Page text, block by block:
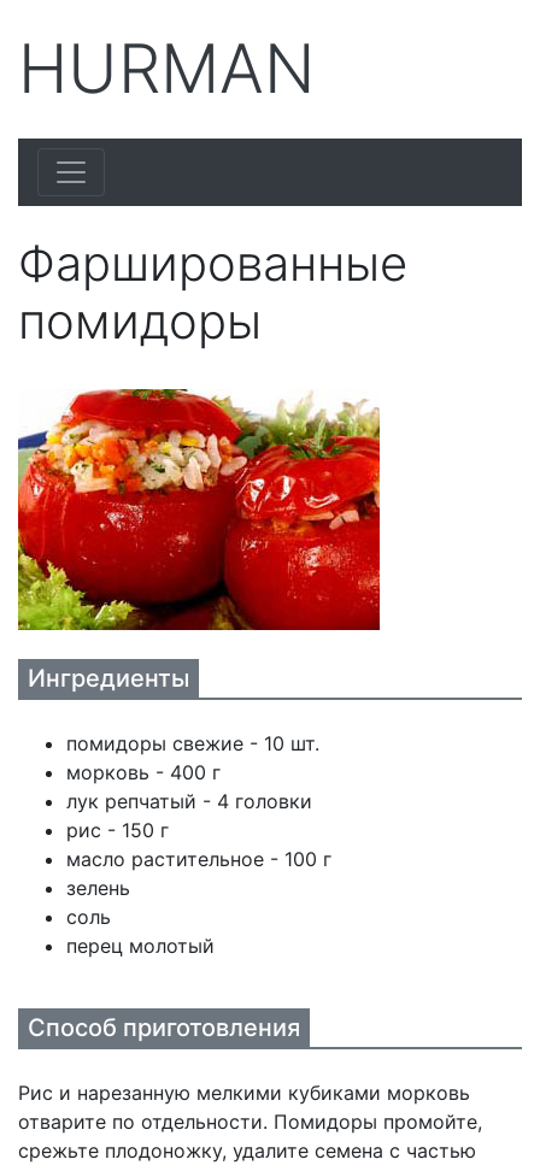
HURMAN
Фаршированные
помидоры
Ингредиенты
помидоры свежие - 10 шт.
морковь - 400 г
лук репчатый - 4 головки
рис - 150 г
масло растительное - 100 г
зелень
соль
перец молотый
Способ приготовления
Рис и нарезанную мелкими кубиками морковь
отварите по отдельности. Помидоры промойте,
срежьте плодоножку, удалите семена с частью